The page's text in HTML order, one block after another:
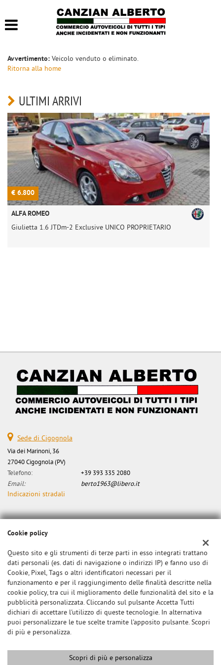
ACQUISTIAMO USATO
CONTATTI
Avvertimento: Veicolo venduto o eliminato.
Ritorna alla home
ULTIMI ARRIVI
€ 6.800
ALFA ROMEO
Giulietta 1.6 JTDm-2 Exclusive UNICO PROPRIETARIO
Sede di Cigognola
Via dei Marinoni, 36
27040 Cigognola (PV)
Telefono:
+39 393 335 2080
Email:
berto1963@libero.it
Indicazioni stradali
Dati fiscali:
Via dei Marinoni, 34, Cigognola (PV)
C.F/P.IVA:0000
Registro delle imprese: PV
Copyright © 2026 GestionaleAuto.com S.r.l., Tutti i diritti riservati -
Cookie policy
Questo sito e gli strumenti di terze parti in esso integrati trattano
dati personali (es. dati di navigazione o indirizzi IP) e fanno uso di
Cookie, Pixel, Tags o altri identificatori necessari per il
funzionamento e per il raggiungimento delle finalità descritte nella
cookie policy, tra cui il miglioramento delle funzionalità del sito e la
pubblicità personalizzata. Cliccando sul pulsante Accetta Tutti
dichiari di accettare l'utilizzo di queste tecnologie. In alternativa
puoi personalizzare le tue scelte tramite l'apposito pulsante. Scopri
di più e personalizza.
Scopri di più e personalizza